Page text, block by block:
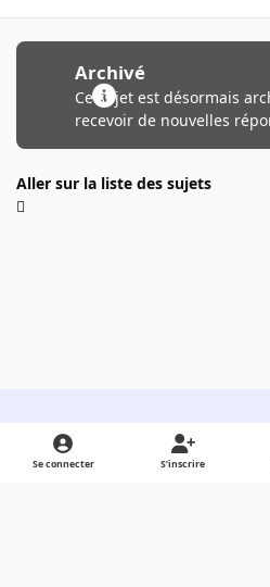
Archivé
Ce sujet est désormais
recevoir de nouvelles
Aller sur la liste des sujets
Light ModeDark ModeSystem Preference
Se connecter S’inscrire